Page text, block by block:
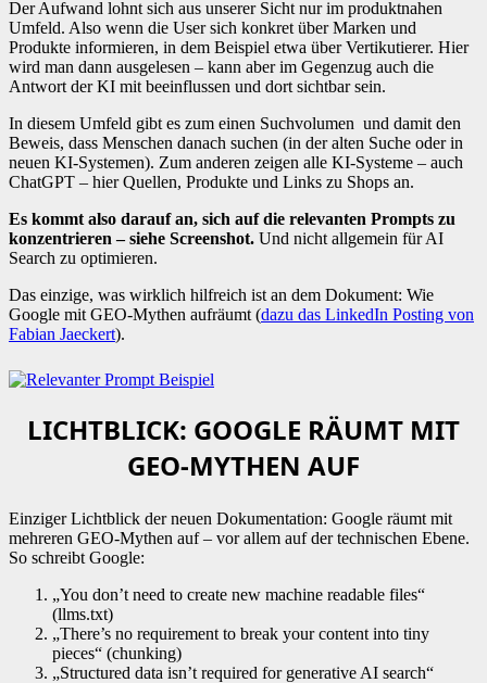
Der Aufwand lohnt sich aus unserer Sicht nur im produktnahen
Umfeld. Also wenn die User sich konkret über Marken und
Produkte informieren, in dem Beispiel etwa über Vertikutierer. Hier
wird man dann ausgelesen – kann aber im Gegenzug auch die
Antwort der KI mit beeinflussen und dort sichtbar sein.
In diesem Umfeld gibt es zum einen Suchvolumen und damit den
Beweis, dass Menschen danach suchen (in der alten Suche oder in
neuen KI-Systemen). Zum anderen zeigen alle KI-Systeme – auch
ChatGPT – hier Quellen, Produkte und Links zu Shops an.
Es kommt also darauf an, sich auf die relevanten Prompts zu
konzentrieren – siehe Screenshot. Und nicht allgemein für AI
Search zu optimieren.
Das einzige, was wirklich hilfreich ist an dem Dokument: Wie
Google mit GEO-Mythen aufräumt (dazu das LinkedIn Posting von
Fabian Jaeckert).
LICHTBLICK: GOOGLE RÄUMT MIT
GEO-MYTHEN AUF
Einziger Lichtblick der neuen Dokumentation: Google räumt mit
mehreren GEO-Mythen auf – vor allem auf der technischen Ebene.
So schreibt Google:
„You don’t need to create new machine readable files“
(llms.txt)
„There’s no requirement to break your content into tiny
pieces“ (chunking)
„Structured data isn’t required for generative AI search“